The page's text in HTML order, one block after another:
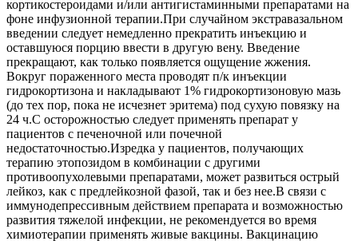
кортикостероидами и/или антигистаминными препаратами на
фоне инфузионной терапии.При случайном экстравазальном
введении следует немедленно прекратить инъекцию и
оставшуюся порцию ввести в другую вену. Введение
прекращают, как только появляется ощущение жжения.
Вокруг пораженного места проводят п/к инъекции
гидрокортизона и накладывают 1% гидрокортизоновую мазь
(до тех пор, пока не исчезнет эритема) под сухую повязку на
24 ч.С осторожностью следует применять препарат у
пациентов с печеночной или почечной
недостаточностью.Изредка у пациентов, получающих
терапию этопозидом в комбинации с другими
противоопухолевыми препаратами, может развиться острый
лейкоз, как с предлейкозной фазой, так и без нее.В связи с
иммунодепрессивным действием препарата и возможностью
развития тяжелой инфекции, не рекомендуется во время
химиотерапии применять живые вакцины. Вакцинацию